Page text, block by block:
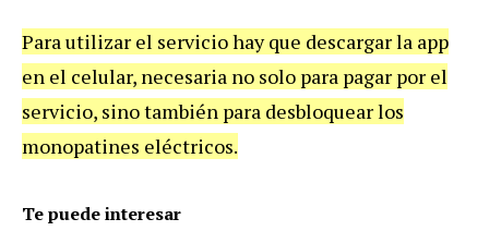
Parautilizar el serviciohay que descargarla app
en el celular, necesaria no solo para pagar por el
servicio, sinotambién para desbloquearlos
monopatines eléctricos.
Te puede interesar